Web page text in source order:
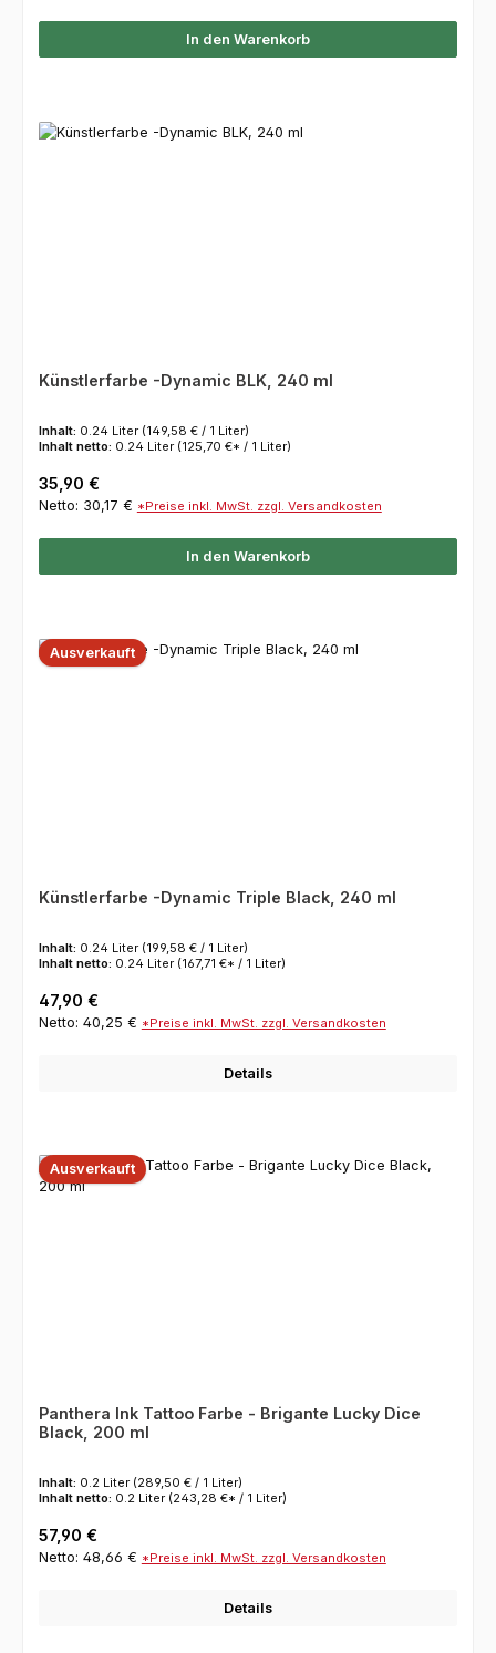
In den Warenkorb
Künstlerfarbe -Dynamic BLK, 240 ml
Inhalt: 0.24 Liter (149,58 € / 1 Liter)
Inhalt netto: 0.24 Liter (125,70 €* / 1 Liter)
Regulärer Preis:
35,90 €
Netto: 30,17 € *Preise inkl. MwSt. zzgl. Versandkosten
In den Warenkorb
Ausverkauft
Künstlerfarbe -Dynamic Triple Black, 240 ml
Inhalt: 0.24 Liter (199,58 € / 1 Liter)
Inhalt netto: 0.24 Liter (167,71 €* / 1 Liter)
Regulärer Preis:
47,90 €
Netto: 40,25 € *Preise inkl. MwSt. zzgl. Versandkosten
Details
Ausverkauft
Panthera Ink Tattoo Farbe - Brigante Lucky Dice
Black, 200 ml
Inhalt: 0.2 Liter (289,50 € / 1 Liter)
Inhalt netto: 0.2 Liter (243,28 €* / 1 Liter)
Regulärer Preis:
57,90 €
Netto: 48,66 € *Preise inkl. MwSt. zzgl. Versandkosten
Details